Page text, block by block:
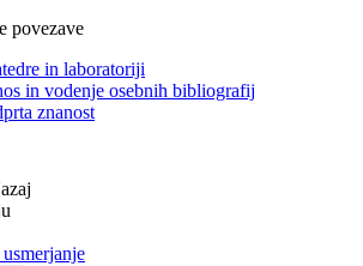
povezave
in laboratoriji
in vodenje osebnih bibliografij
znanost